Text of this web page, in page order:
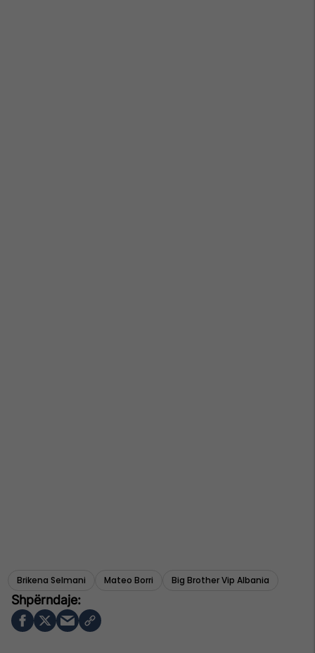
Brikena Selmani Mateo Borri Big Brother Vip Albania